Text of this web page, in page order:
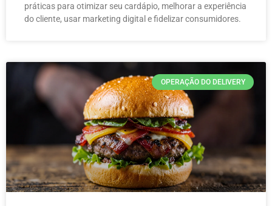
práticas para otimizar seu cardápio, melhorar a experiência
do cliente, usar marketing digital e fidelizar consumidores.
OPERAÇÃO DO DELIVERY